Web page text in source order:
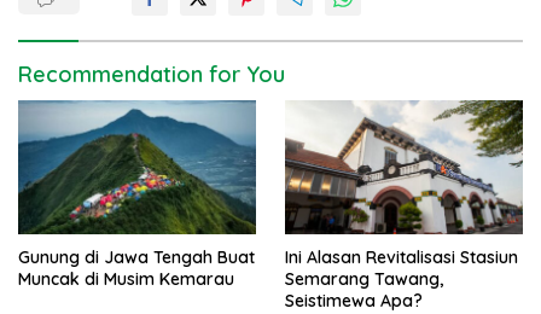
a
v
i
a
t
i
Recommendation for You
Gunung di Jawa Tengah Buat
Muncak di Musim Kemarau
Ini Alasan Revitalisasi Stasiun
Semarang Tawang,
Seistimewa Apa?